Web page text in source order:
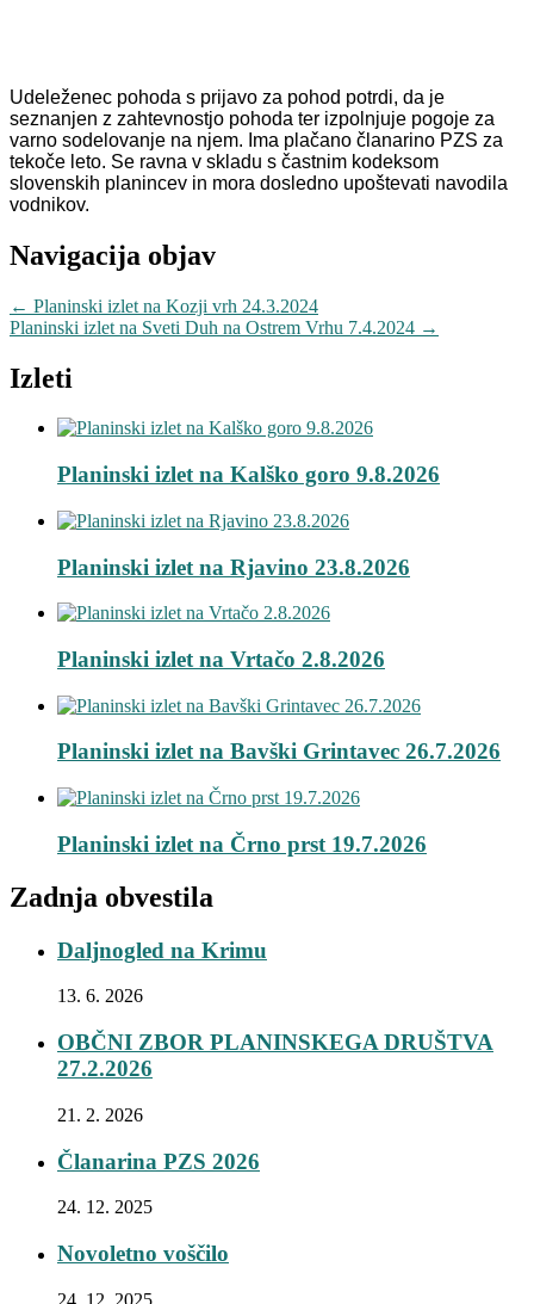
Udeleženec pohoda s prijavo za pohod potrdi, da je
seznanjen z zahtevnostjo pohoda ter izpolnjuje pogoje za
varno sodelovanje na njem. Ima plačano članarino PZS za
tekoče leto. Se ravna v skladu s častnim kodeksom
slovenskih planincev in mora dosledno upoštevati navodila
vodnikov.
Navigacija objav
← Planinski izlet na Kozji vrh 24.3.2024
Planinski izlet na Sveti Duh na Ostrem Vrhu 7.4.2024 →
Izleti
Planinski izlet na Kalško goro 9.8.2026
Planinski izlet na Rjavino 23.8.2026
Planinski izlet na Vrtačo 2.8.2026
Planinski izlet na Bavški Grintavec 26.7.2026
Planinski izlet na Črno prst 19.7.2026
Zadnja obvestila
Daljnogled na Krimu
13. 6. 2026
OBČNI ZBOR PLANINSKEGA DRUŠTVA
27.2.2026
21. 2. 2026
Članarina PZS 2026
24. 12. 2025
Novoletno voščilo
24. 12. 2025